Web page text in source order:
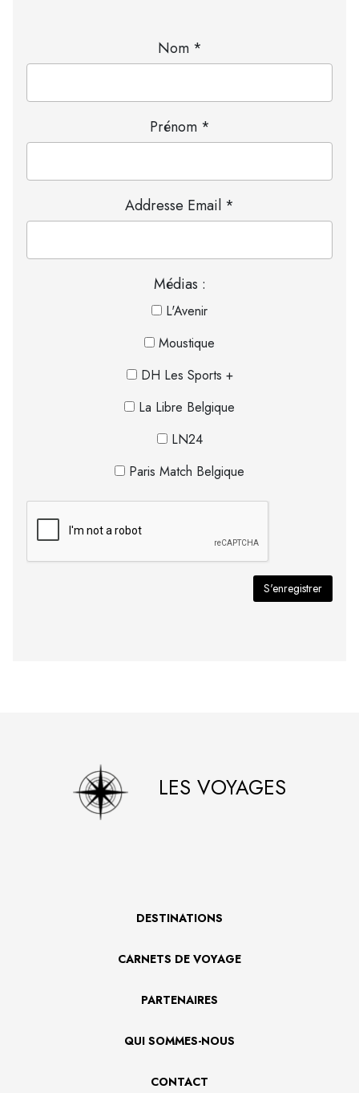
Nom *
Prénom *
Addresse Email *
Médias :
L'Avenir
Moustique
DH Les Sports +
La Libre Belgique
LN24
Paris Match Belgique
LES VOYAGES
DESTINATIONS
CARNETS DE VOYAGE
PARTENAIRES
QUI SOMMES-NOUS
CONTACT